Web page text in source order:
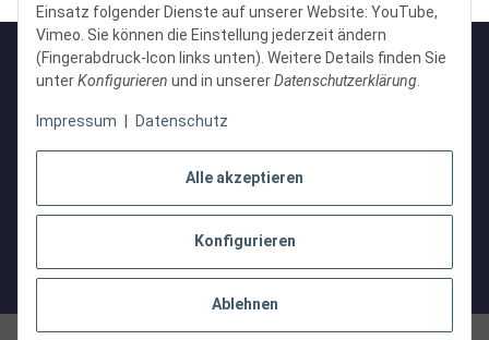
Alle akzeptieren
Konfigurieren
Ablehnen
Einsatz folgender Dienste auf unserer Website: YouTube,
Vimeo. Sie können die Einstellung jederzeit ändern
(Fingerabdruck-Icon links unten). Weitere Details finden Sie
unterKonfigurieren und in unsererDatenschutzerklärung.
Impressum Datenschutz
Vertrag widerrufen